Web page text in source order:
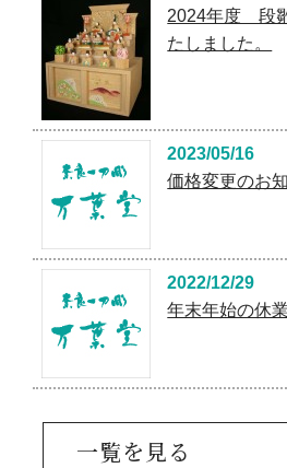
2024年度 段
たしました。
2023/05/16
価格変更のお
2022/12/29
年末年始の休
一覧を見る